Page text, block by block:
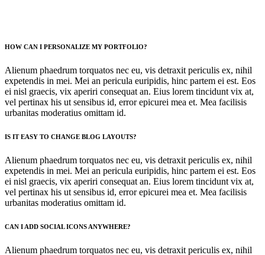
HOW CAN I PERSONALIZE MY PORTFOLIO?
Alienum phaedrum torquatos nec eu, vis detraxit periculis ex, nihil
expetendis in mei. Mei an pericula euripidis, hinc partem ei est. Eos
ei nisl graecis, vix aperiri consequat an. Eius lorem tincidunt vix at,
vel pertinax his ut sensibus id, error epicurei mea et. Mea facilisis
urbanitas moderatius omittam id.
IS IT EASY TO CHANGE BLOG LAYOUTS?
Alienum phaedrum torquatos nec eu, vis detraxit periculis ex, nihil
expetendis in mei. Mei an pericula euripidis, hinc partem ei est. Eos
ei nisl graecis, vix aperiri consequat an. Eius lorem tincidunt vix at,
vel pertinax his ut sensibus id, error epicurei mea et. Mea facilisis
urbanitas moderatius omittam id.
CAN I ADD SOCIAL ICONS ANYWHERE?
Alienum phaedrum torquatos nec eu, vis detraxit periculis ex, nihil